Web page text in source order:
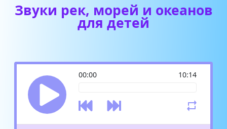
Звуки рек, морей и океанов
для детей
00:00 10:14